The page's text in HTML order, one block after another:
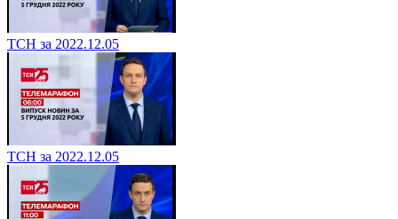
ТСН за 2022.12.05
ТСН за 2022.12.05